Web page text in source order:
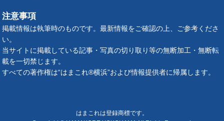
注意事項
掲載情報は執筆時のものです。最新情報をご確認の上、ご参考くださ
い。
当サイトに掲載している記事・写真の切り取り等の無断加工・無断転
載を一切禁じます。
すべての著作権は“はまこれ®横浜”および情報提供者に帰属します。
はまこれは登録商標です。